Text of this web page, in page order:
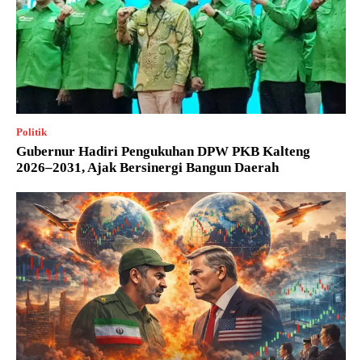
Politik
Gubernur Hadiri Pengukuhan DPW PKB Kalteng
2026–2031, Ajak Bersinergi Bangun Daerah